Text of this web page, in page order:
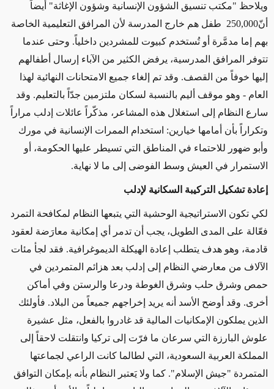
ويلاحظ "مكتب تنسيق الشؤون الإنسانية وشؤون الإغاثة" أيضاً
أنّ250,000 طفل هم خارج المدرسة لأن المرافق التعليمية الخاصة
بهم إما مدمَّرة أو تُستخدم كبيوت للمشردين داخلياً. وحتى عندما
تتوفر المرافق المدرسية، يرفض الكثير من الآباء إرسال أطفالهم
إليها خوفاً من القصف. وقد تم إلغاء جميع الامتحانات النهائية لهذا
العام - وهو موقف أليم بالنسبة لسكان ملتزمين جدّاً بالتعليم. وقد
سارع النظام إلى استغلال هذه المشاعر، مذكّراً عائلات إدلب مراراً
وتكراراً بأن أمامها خيارين: استخدام الممرات الإنسانية في مورك
وأبو ضهور للاحتماء في المناطق التي تسيطر عليها الحكومة، أو
الاستمرار في العيش وسط الفوضى إلى ما لا نهاية.
إعادة تشكيل التركيبة السكانية لإدلب
لكي تكون الاستراتيجية الوحشية التي يتبعها النظام لمكافحة التمرد
فعّالة على المدى الطويل، يجب أن تدمر أي إمكانية معارَضة لعقود
قادمة، وهو هدف يتطلب إعادة الهيكلة الديموغرافية. فقد لجأ مئات
الآلاف من معارضي النظام إلى إدلب بعد هزائم المتمردين في
حمص وشرق حلب وشرق الغوطة ودرعا والرستن وفي أماكن
أخرى. وقد أوضح الأسد أنه يريد إخراجهم جميعاً من البلاد. فأولئك
الذين يملكون الإمكانيات المالية قد غادروا بالفعل، مثل عشيرة
علوش البارزة التي سرعان ما فرّت إلى تركيا وانتقلت لاحقاً إلى
المملكة العربية السعودية، التي لطالما كانت الراعي لجماعتها
المتمردة "جيش الإسلام". كما ولا يَعتبر النظام بأنه بإمكان التوافق